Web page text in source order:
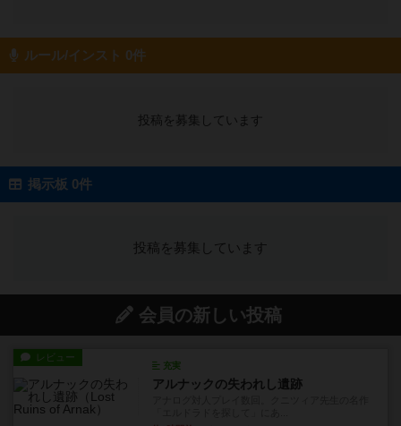
ルール/インスト 0件
投稿を募集しています
掲示板 0件
投稿を募集しています
会員の新しい投稿
レビュー
充実
アルナックの失われし遺跡